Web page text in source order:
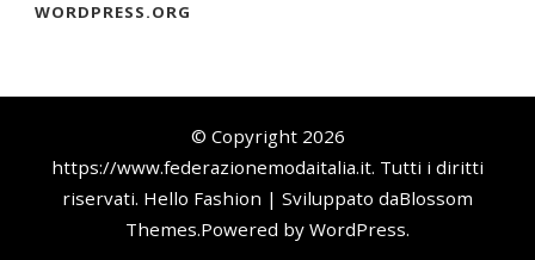
WORDPRESS.ORG
© Copyright 2026
https://www.federazionemodaitalia.it. Tutti i diritti
riservati. Hello Fashion | Sviluppato daBlossom
Themes.Powered by WordPress.